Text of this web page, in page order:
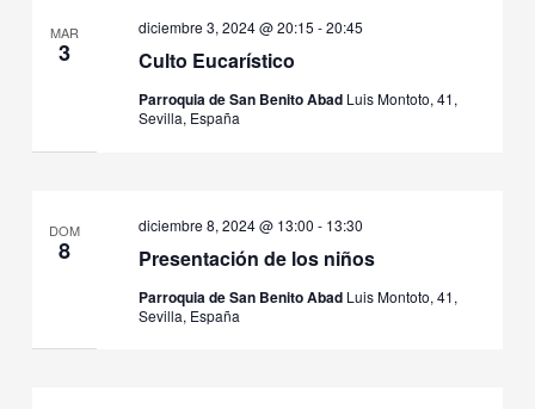
MAR
3 Culto Eucarístico
diciembre 3, 2024 @ 20:15 -20:45
Parroquia de San Benito Abad Luis Montoto, 41,
Sevilla, España
DOM
8 Presentación de los niños
diciembre 8, 2024 @ 13:00 - 13:30
Parroquia de San Benito Abad Luis Montoto, 41,
Sevilla, España